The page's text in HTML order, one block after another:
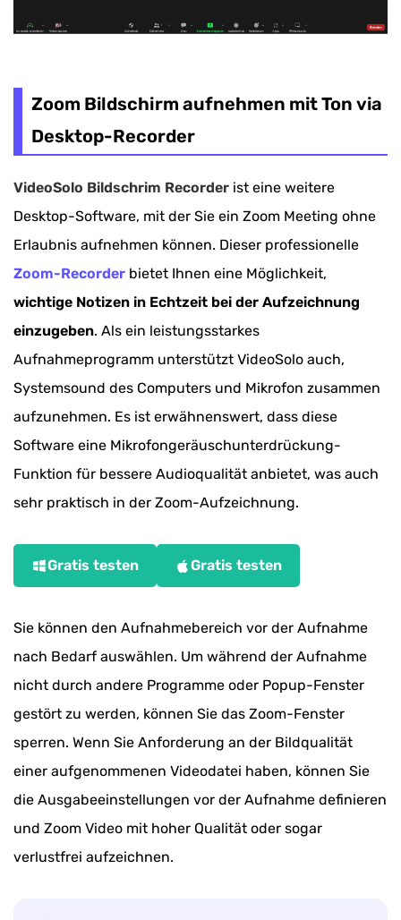
Zoom Bildschirm aufnehmen mit Ton via
Desktop-Recorder
VideoSolo Bildschrim Recorder ist eine weitere
Desktop-Software, mit der Sie ein Zoom Meeting ohne
Erlaubnis aufnehmen können. Dieser professionelle
Zoom-Recorder bietet Ihnen eine Möglichkeit,
wichtige Notizen in Echtzeit bei der Aufzeichnung
einzugeben. Als ein leistungsstarkes
Aufnahmeprogramm unterstützt VideoSolo auch,
Systemsound des Computers und Mikrofon zusammen
aufzunehmen. Es ist erwähnenswert, dass diese
Software eine Mikrofongeräuschunterdrückung-
Funktion für bessere Audioqualität anbietet, was auch
sehr praktisch in der Zoom-Aufzeichnung.
Gratis testen Gratis testen
Sie können den Aufnahmebereich vor der Aufnahme
nach Bedarf auswählen. Um während der Aufnahme
nicht durch andere Programme oder Popup-Fenster
gestört zu werden, können Sie das Zoom-Fenster
sperren. Wenn Sie Anforderung an der Bildqualität
einer aufgenommenen Videodatei haben, können Sie
die Ausgabeeinstellungen vor der Aufnahme definieren
und Zoom Video mit hoher Qualität oder sogar
verlustfrei aufzeichnen.